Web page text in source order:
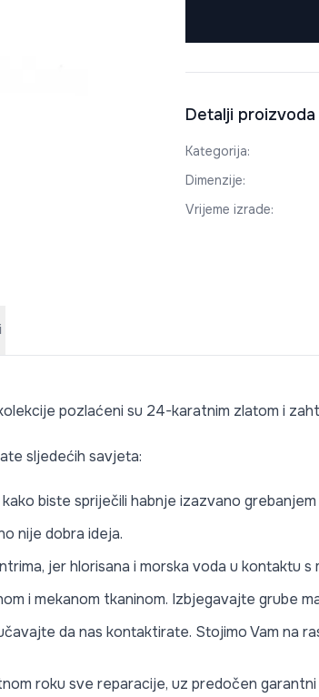
Detalji proizvoda
Kategorija:
Dimenzije:
Vrijeme izrade:
pozlaćeni su 24-karatnim zlatom i
sljedećih savjeta:
biste spriječili habnje izazvano
nije dobra ideja.
jer hlorisana i morska voda u kontaktu
i mekanom tkaninom. Izbjegavajte grube
da nas kontaktirate. Stojimo Vam na
roku sve reparacije, uz predočen